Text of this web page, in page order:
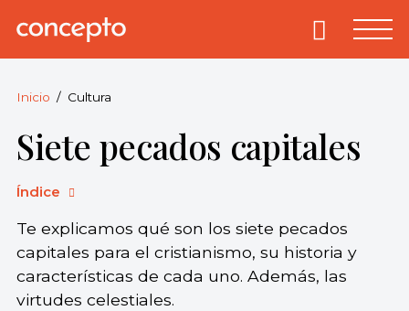
Concepto.
derechos
reservados.
Primary
Inicio Cultura
Siete pecados capitales
Índice
Te explicamos qué son los siete pecados
capitales para el cristianismo, su historia y
características de cada uno. Además, las
virtudes celestiales.